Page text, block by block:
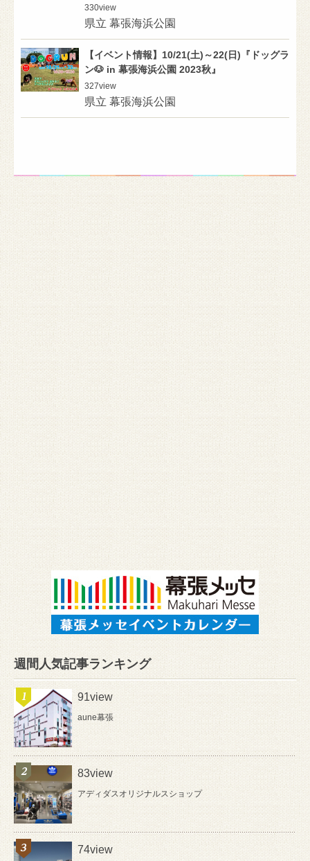
330view
県立 幕張海浜公園
【イベント情報】10/21(土)～22(日)『ドッグラ
ン🐶 in 幕張海浜公園 2023秋』
327view
県立 幕張海浜公園
週間人気記事ランキング
91view
aune幕張
83view
アディダスオリジナルスショップ
74view